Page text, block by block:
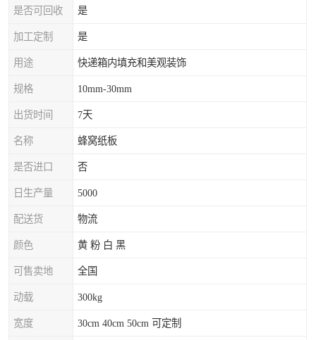
是否可回收 是
加工定制 是
用途 快递箱内填充和美观装饰
规格 10mm-30mm
出货时间 7天
名称 蜂窝纸板
是否进口 否
日生产量 5000
配送货 物流
颜色 黄 粉 白 黑
可售卖地 全国
动载 300kg
宽度 30cm 40cm 50cm 可定制